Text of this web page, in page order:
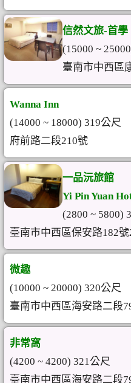
信然文旅-首學
(15000 ~
臺南市中西區
Wanna Inn
(14000 ~ 18000) 319公尺
府前路二段210號
一品沅旅館
Yi Pin Yuan
(2800 ~ 5800)
臺南市中西區保安路182
微趣
(10000 ~ 20000) 320公尺
臺南市中西區海安路二段
非常窩
(4200 ~ 4200) 321公尺
臺南市中西區海安路二段